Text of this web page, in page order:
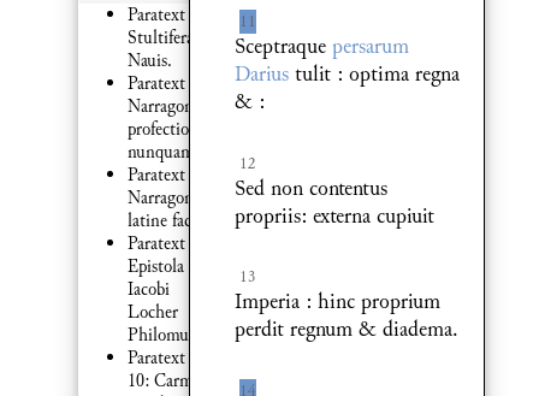
Paratext 1:
Stultifera
Nauis.
Paratext 1:
Narragonicę
profectionis
nunquam
Paratext 7:
Narragonia
latine facta
Paratext 8:
Epistola
Iacobi
Locher
Philomusi
Paratext
10: Carmen
11
Sceptraque persarum
Dariustulit : optima regna
& :
12
Sed non contentus
propriis: externa cupiuit
13
Imperia : hinc proprium
perdit regnum & diadema.